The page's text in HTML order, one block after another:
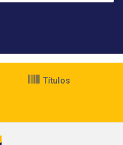
Títulos